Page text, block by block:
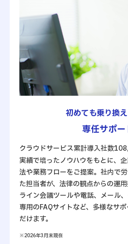
初めても乗り換
専任サポー
クラウドサービス累計導入社数
実績で培ったノウハウをもとに、
法や業務フローをご提案。社内で
た担当者が、法律の観点からの運
ライン会議ツールや電話、メール
専用のFAQサイトなど、多様なサ
だけます。
※2026年3月末現在